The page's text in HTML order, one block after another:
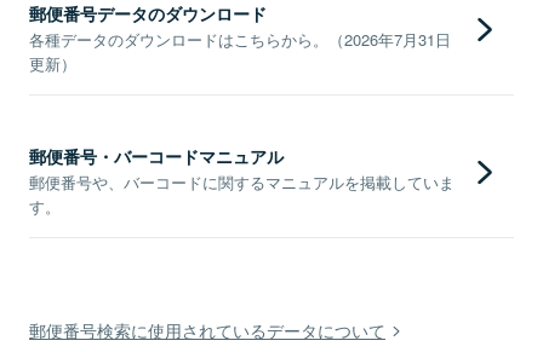
郵便番号データのダウンロード
各種データのダウンロードはこちらから。（2026年7月31日
更新）
郵便番号・バーコードマニュアル
郵便番号や、バーコードに関するマニュアルを掲載していま
す。
郵便番号検索に使用されているデータについて